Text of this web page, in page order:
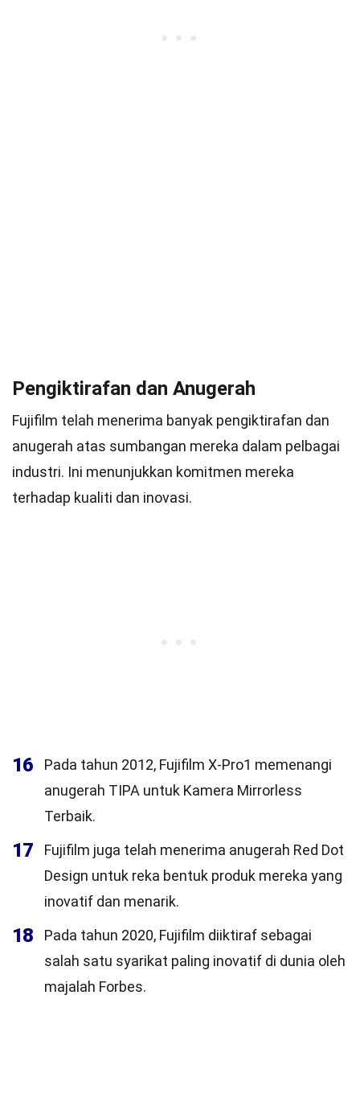
Pengiktirafan dan Anugerah
Fujifilm telah menerima banyak pengiktirafan dan
anugerah atas sumbangan mereka dalam pelbagai
industri. Ini menunjukkan komitmen mereka
terhadap kualiti dan inovasi.
16
Pada tahun 2012, Fujifilm X-Pro1 memenangi
anugerah TIPA untuk Kamera Mirrorless
Terbaik.
17
Fujifilm juga telah menerima anugerah Red Dot
Design untuk reka bentuk produk mereka yang
inovatif dan menarik.
18
Pada tahun 2020, Fujifilm diiktiraf sebagai
salah satu syarikat paling inovatif di dunia oleh
majalah Forbes.